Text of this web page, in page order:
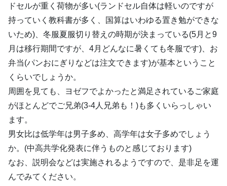
ドセルが重く荷物が多い(ランドセル自体は軽いのですが
持っていく教科書が多く、国算はいわゆる置き勉ができな
いため)、冬服夏服切り替えの時期が決まっている(5月と9
月は移行期間ですが、4月どんなに暑くても冬服です)、お
弁当(パンおにぎりなどは注文できます)が基本ということ
くらいでしょうか。
周囲を見ても、ヨゼフでよかったと満足されているご家庭
がほとんどでご兄弟(3-4人兄弟も！)も多くいらっしゃい
ます。
男女比は低学年は男子多め、高学年は女子多めでしょう
か。(中高共学化発表に伴うものと感じております)
なお、説明会などは実施されるようですので、是非足を運
んでみてください。